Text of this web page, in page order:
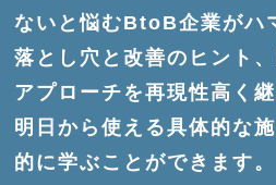
ないと悩むBtoB企業がハ
落とし穴と改善のヒント
アプローチを再現性高く
明日から使える具体的な
的に学ぶことができます。